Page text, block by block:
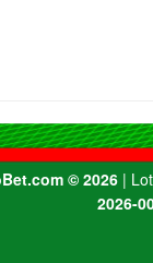
©️ 2026|
2026-